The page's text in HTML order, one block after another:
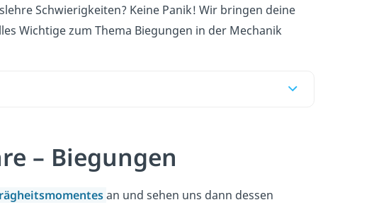
Schwierigkeiten? Keine Panik! Wir bringen deine
Wichtige zum Thema Biegungen in der Mechanik
– Biegungen
an und sehen uns dann dessen